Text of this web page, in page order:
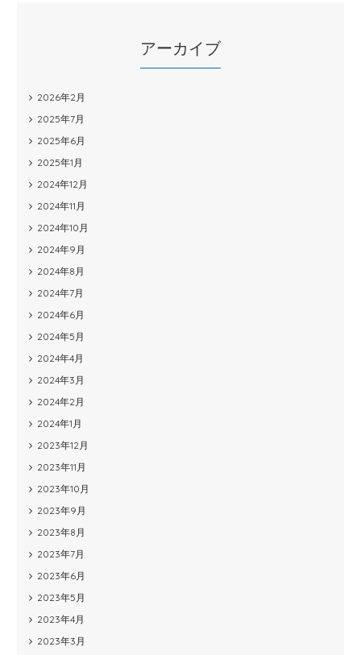
アーカイブ
2026年2月
2025年7月
2025年6月
2025年1月
2024年12月
2024年11月
2024年10月
2024年9月
2024年8月
2024年7月
2024年6月
2024年5月
2024年4月
2024年3月
2024年2月
2024年1月
2023年12月
2023年11月
2023年10月
2023年9月
2023年8月
2023年7月
2023年6月
2023年5月
2023年4月
2023年3月